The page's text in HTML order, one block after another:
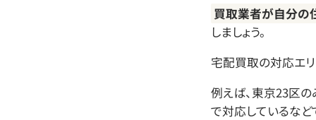
買取業者が自分の
しましょう。
宅配買取の対応エリ
例えば、東京23区
で対応しているなど